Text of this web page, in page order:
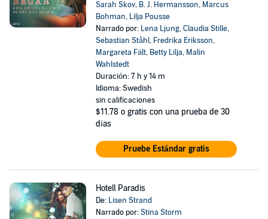
Sarah Skov, B. J. Hermansson, Marcus
Bohman, Lilja Pousse
Narrado por: Lena Ljung,Claudia Stille,
Sebastian Ståhl, Fredrika Eriksson,
Margareta Fält, Betty Lilja, Malin
Wahlstedt
Duración: 7 h y 14 m
Idioma: Swedish
sin calificaciones
$11.78 o gratis con una prueba de 30
días
Pruebe Estándar gratis
Hotell Paradis
De: Lisen Strand
Narrado por:Stina Storm